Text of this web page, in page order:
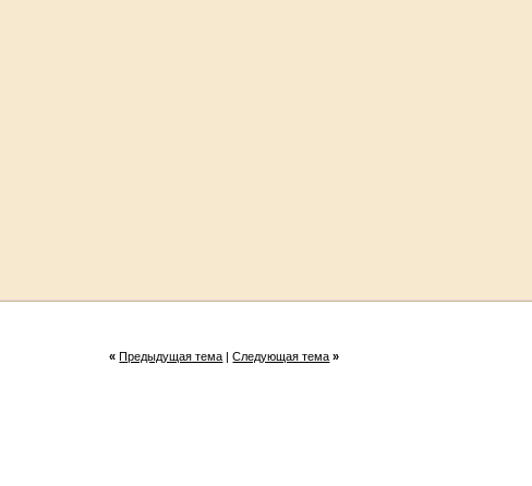
« Предыдущая тема |Следующая тема »